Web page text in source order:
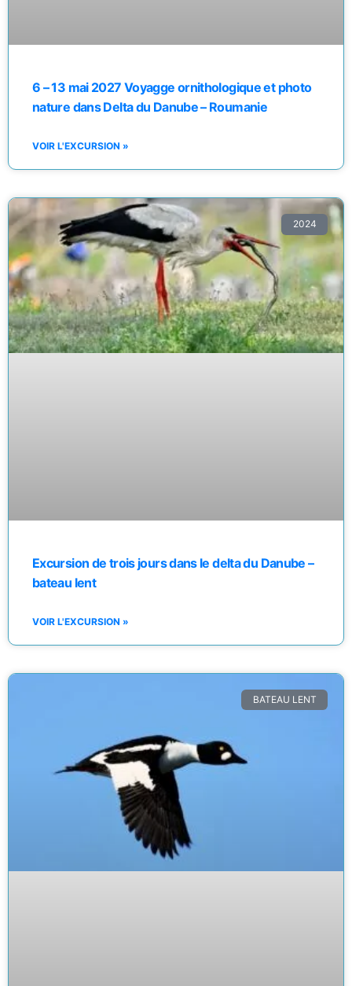
6 – 13 mai 2027 Voyagge ornithologique et photo
nature dans Delta du Danube – Roumanie
VOIR L'EXCURSION »
2024
Excursion de trois jours dans le delta du Danube –
bateau lent
VOIR L'EXCURSION »
BATEAU LENT